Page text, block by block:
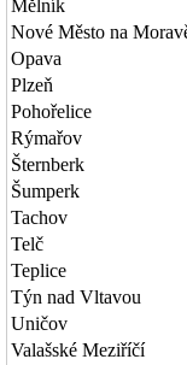
Mělník
Nové Město na
Opava
Plzeň
Pohořelice
Rýmařov
Šternberk
Šumperk
Tachov
Telč
Teplice
Týn nad Vltavou
Uničov
Valašské Meziříčí